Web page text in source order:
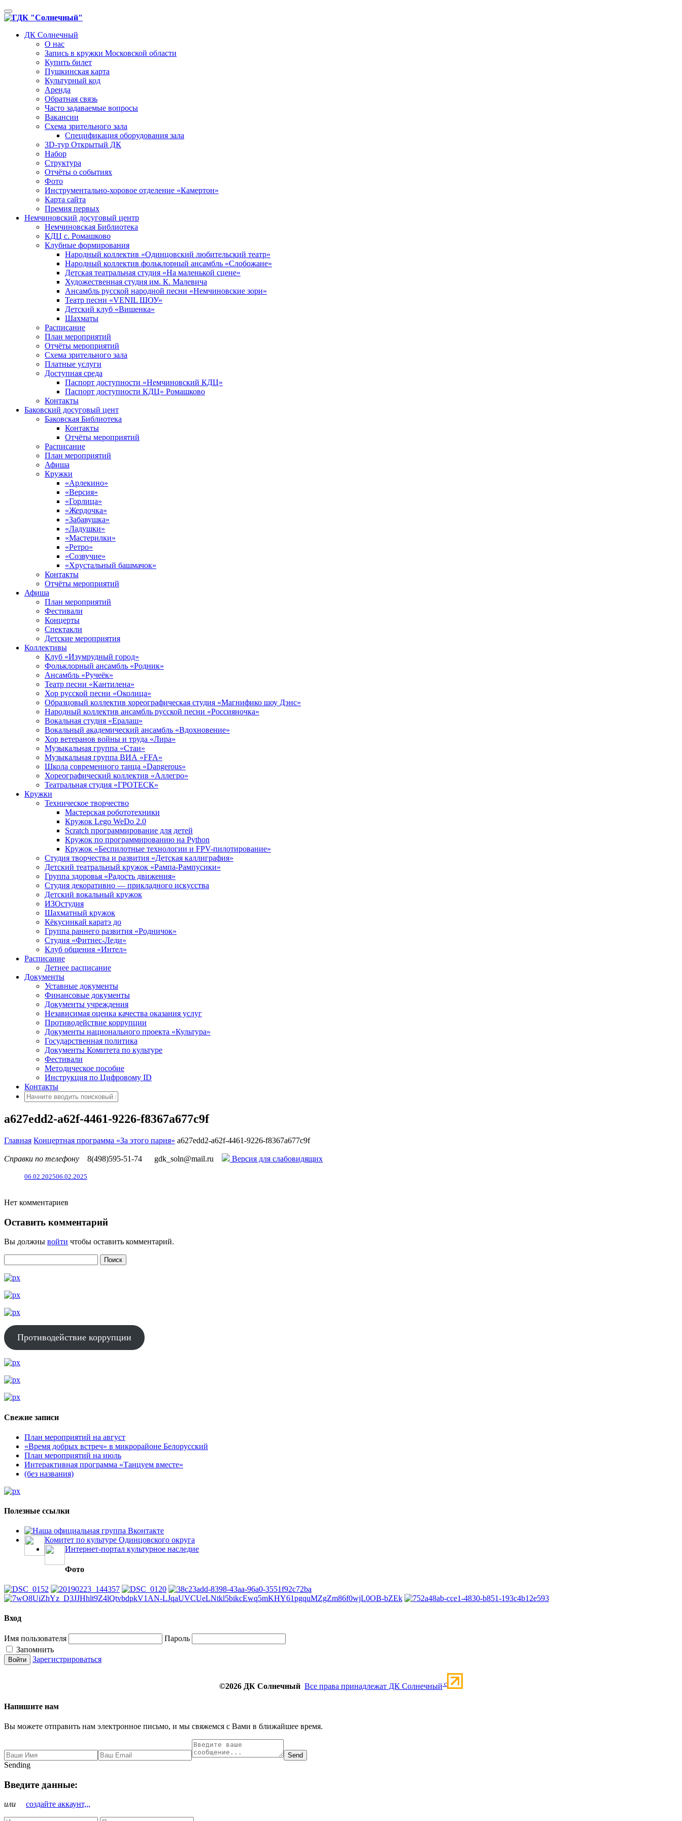
Toggle
navigation
ДК Солнечный
О нас
Запись в кружки Московской области
Купить билет
Пушкинская карта
Культурный код
Аренда
Обратная связь
Часто задаваемые вопросы
Вакансии
Схема зрительного зала
Спецификация оборудования зала
3D-тур Открытый ДК
Набор
Структура
Отчёты о событиях
Фото
Инструментально-хоровое отделение «Камертон»
Карта сайта
Премия первых
Немчиновский досуговый центр
Немчиновская Библиотека
КДЦ с. Ромашково
Клубные формирования
Народный коллектив «Одинцовский любительский театр»
Народный коллектив фольклорный ансамбль «Слобожане»
Детская театральная студия «На маленькой сцене»
Художественная студия им. К. Малевича
Ансамбль русской народной песни «Немчиновские зори»
Театр песни «VENIL ШОУ»
Детский клуб «Вишенка»
Шахматы
Расписание
План мероприятий
Отчёты мероприятий
Схема зрительного зала
Платные услуги
Доступная среда
Паспорт доступности «Немчиновский КДЦ»
Паспорт доступности КДЦ» Ромашково
Контакты
Баковский досуговый цент
Баковская Библиотека
Контакты
Отчёты мероприятий
Расписание
План мероприятий
Афиша
Кружки
«Арлекино»
«Версия»
«Горлица»
«Жердочка»
«Забавушка»
«Ладушки»
«Мастерилки»
«Ретро»
«Созвучие»
«Хрустальный башмачок»
Контакты
Отчёты мероприятий
Афиша
План мероприятий
Фестивали
Концерты
Спектакли
Детские мероприятия
Коллективы
Клуб «Изумрудный город»
Фольклорный ансамбль «Родник»
Ансамбль «Ручеёк»
Театр песни «Кантилена»
Хор русской песни «Околица»
Образцовый коллектив хореографическая студия «Магнифико шоу Дэнс»
Народный коллектив ансамбль русской песни «Россияночка»
Вокальная студия «Ералаш»
Вокальный академический ансамбль «Вдохновение»
Хор ветеранов войны и труда «Лира»
Музыкальная группа «Стаи»
Музыкальная группа ВИА «FFA»
Школа современного танца «Dangerous»
Хореографический коллектив «Аллегро»
Театральная студия «ГРОТЕСК»
Кружки
Техническое творчество
Мастерская робототехники
Кружок Lego WeDo 2.0
Scratch программирование для детей
Кружок по программированию на Python
Кружок «Беспилотные технологии и FPV-пилотирование»
Студия творчества и развития «Детская каллиграфия»
Детский театральный кружок «Рампа-Рампусики»
Группа здоровья «Радость движения»
Студия декоративно — прикладного искусства
Детский вокальный кружок
ИЗОстудия
Шахматный кружок
Кёкусинкай каратэ до
Группа раннего развития «Родничок»
Cтудия «Фитнес-Леди»
Клуб общения «Интел»
Расписание
Летнее расписание
Документы
Уставные документы
Финансовые документы
Документы учреждения
Независимая оценка качества оказания услуг
Противодействие коррупции
Документы национального проекта «Культура»
Государственная политика
Документы Комитета по культуре
Фестивали
Методическое пособие
Инструкция по Цифровому ID
Контакты
a627edd2-a62f-4461-9226-f8367a677c9f
Главная Концертная программа «За этого парня» a627edd2-a62f-4461-9226-f8367a677c9f
Справки по телефону 8(498)595-51-74 gdk_soln@mail.ru Версия для слабовидящих
06.02.202506.02.2025
Нет комментариев
Оставить комментарий
Вы должны войти чтобы оставить комментарий.
Противодействие коррупции
Свежие записи
План мероприятий на август
«Время добрых встреч» в микрорайоне Белорусский
План мероприятий на июль
Интерактивная программа «Танцуем вместе»
(без названия)
Полезные ссылки
Наша официальная группа Вконтакте
Комитет по культуре Одинцовского округа
Интернет-портал культурное наследие
Фото
Вход
Имя пользователя
Пароль
Запомнить
Зарегистрироваться
©2026 ДК Солнечный Все права принадлежат ДК Солнечный c
Напишите нам
Вы можете отправить нам электронное письмо, и мы свяжемся с Вами в ближайшее время.
Send
Sending
Введите данные:
или создайте аккаунт,,,